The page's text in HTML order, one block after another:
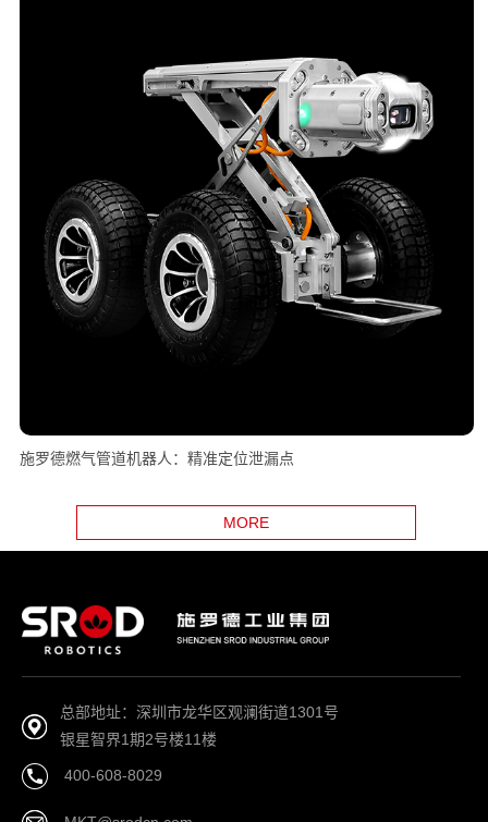
施罗德燃气管道机器人：精准定位泄漏点
MORE
总部地址：深圳市龙华区观澜街道1301号
银星智界1期2号楼11楼
400-608-8029